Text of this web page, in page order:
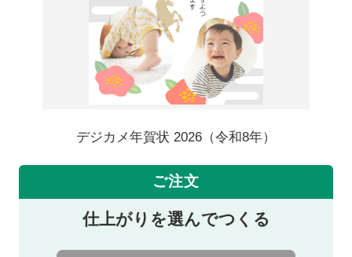
デジカメ年賀状 2026（令和8年）
ご注文
仕上がりを選んでつくる